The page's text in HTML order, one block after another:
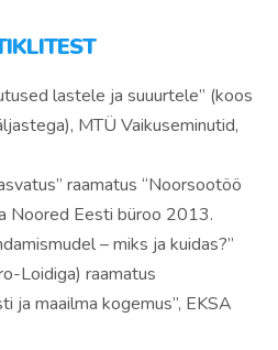
lastele ja suuurtele” (koos
MTÜ Vaikuseminutid,
raamatus “Noorsootöö
Noored Eesti büroo 2013.
– miks ja kuidas?”
Loidiga) raamatus
ja maailma kogemus”, EKSA